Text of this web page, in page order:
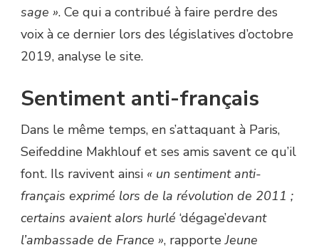
sage ». Ce qui a contribué à faire perdre des
voix à ce dernier lors des législatives d’octobre
2019, analyse le site.
Sentiment anti-français
Dans le même temps, en s’attaquant à Paris,
Seifeddine Makhlouf et ses amis savent ce qu’il
font. Ils ravivent ainsi « un sentiment anti-
français exprimé lors de la révolution de 2011 ;
certains avaient alors hurlé ‘dégage’devant
l’ambassade de France », rapporteJeune